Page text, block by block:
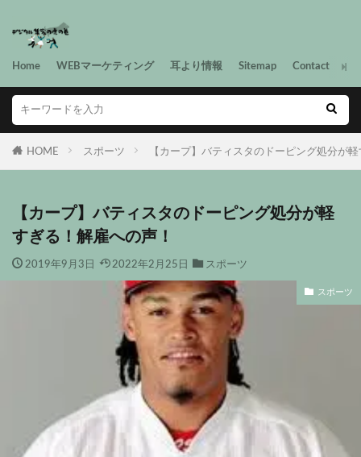
Home WEBマーケティング 耳より情報 Sitemap Contact
HOME スポーツ 【カープ】バティスタのドーピング処分が
【カープ】バティスタのドーピング処分が軽
すぎる！解雇への声！
2019年9月3日 2022年2月25日 スポーツ
スポーツ